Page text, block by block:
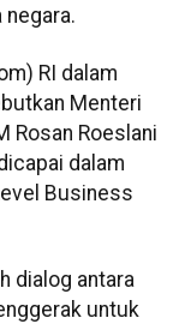
RI dalam
Menteri
Rosan Roeslani
dalam
Business
dialog antara
untuk